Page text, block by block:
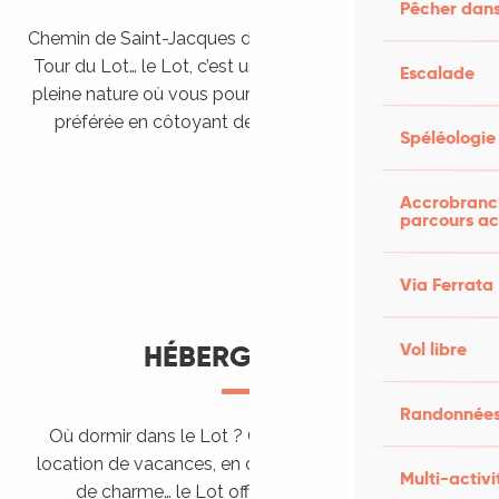
Pêcher
Escalade
Spéléologie
parcours
Via Ferrata
Vol libre
Multi-
Chemin de Saint-Jacques de Compostelle, Véloroutes,
Tour du Lot… le Lot, c’est une véritable destination de
pleine nature où vous pourrez pratiquer votre activité
préférée en côtoyant des paysages grandioses.
HÉBERGEMENTS
Où dormir dans le Lot ? Chez l’habitant, dans une
location de vacances, en camping, ou dans un hôtel
de charme… le Lot offre des hébergements